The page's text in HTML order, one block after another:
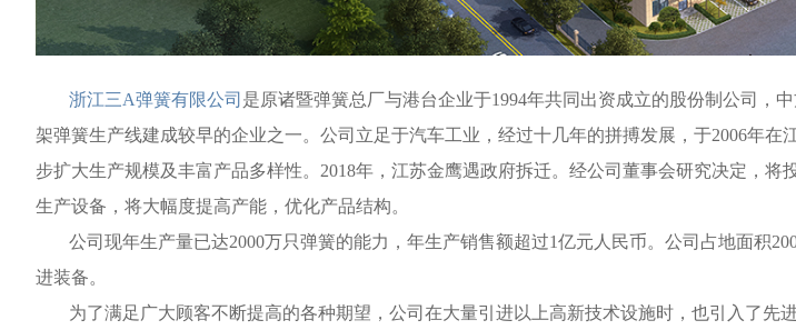
浙江三A弹簧有限公司 是原诸暨弹簧总厂与港台企业于1994年共同出资成立的股份制公司，
架弹簧生产线建成较早的企业之一。公司立足于汽车工业，经过十几年的拼搏发展，于2006年
步扩大生产规模及丰富产品多样性。2018年，江苏金鹰遇政府拆迁。经公司董事会研究决定，
生产设备，将大幅度提高产能，优化产品结构。
公司现年生产量已达2000万只弹簧的能力，年生产销售额超过1亿元人民币。公司占地面积
进装备。
为了满足广大顾客不断提高的各种期望，公司在大量引进以上高新技术设施时，也引入了先